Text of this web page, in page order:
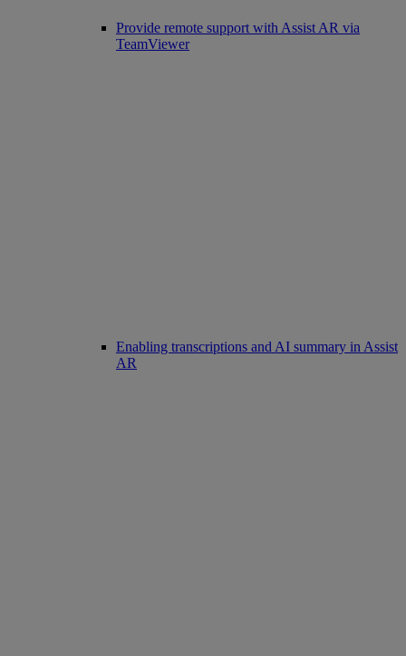
Provide remote support with Assist AR via
TeamViewer
Enabling transcriptions and AI summary in Assist
AR